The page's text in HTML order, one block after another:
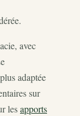
avec
adaptée
sur
lesapports